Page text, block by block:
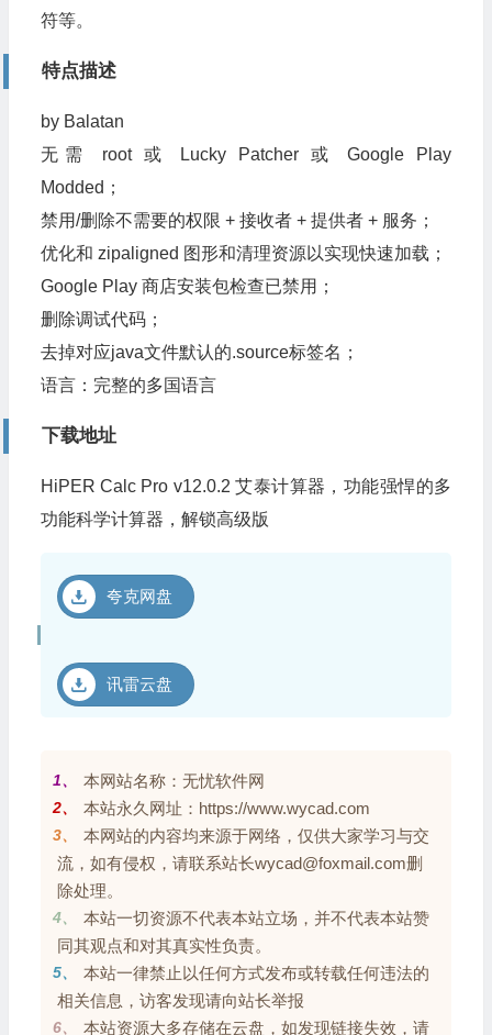
符等。
特点描述
by Balatan
无需 root 或 Lucky Patcher 或 Google Play
Modded；
禁用/删除不需要的权限 + 接收者 + 提供者 + 服务；
优化和 zipaligned 图形和清理资源以实现快速加载；
Google Play 商店安装包检查已禁用；
删除调试代码；
去掉对应java文件默认的.source标签名；
语言：完整的多国语言
下载地址
HiPER Calc Pro v12.0.2 艾泰计算器，功能强悍的多
功能科学计算器，解锁高级版
夸克网盘
讯雷云盘
1、 本网站名称：无忧软件网
2、 本站永久网址：https://www.wycad.com
3、
本网站的内容均来源于网络，仅供大家学习与交
流，如有侵权，请联系站长wycad@foxmail.com删
除处理。
4、
本站一切资源不代表本站立场，并不代表本站赞
同其观点和对其真实性负责。
5、
本站一律禁止以任何方式发布或转载任何违法的
相关信息，访客发现请向站长举报
6、
本站资源大多存储在云盘，如发现链接失效，请